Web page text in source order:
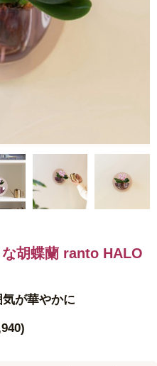
胡蝶蘭 ranto HALO
が華やかに